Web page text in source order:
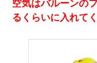
空気はバルーンの
るくらいに入れて